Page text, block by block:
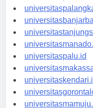
universitaspalu.id